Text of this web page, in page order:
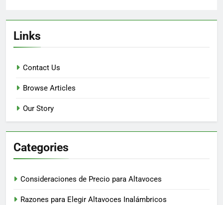
Links
Contact Us
Browse Articles
Our Story
Categories
Consideraciones de Precio para Altavoces
Razones para Elegir Altavoces Inalámbricos